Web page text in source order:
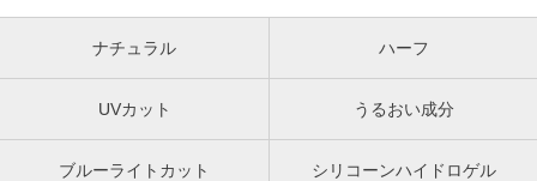
ナチュラル ハーフ
UVカット うるおい成分
ブルーライトカット シリコーンハイドロゲル